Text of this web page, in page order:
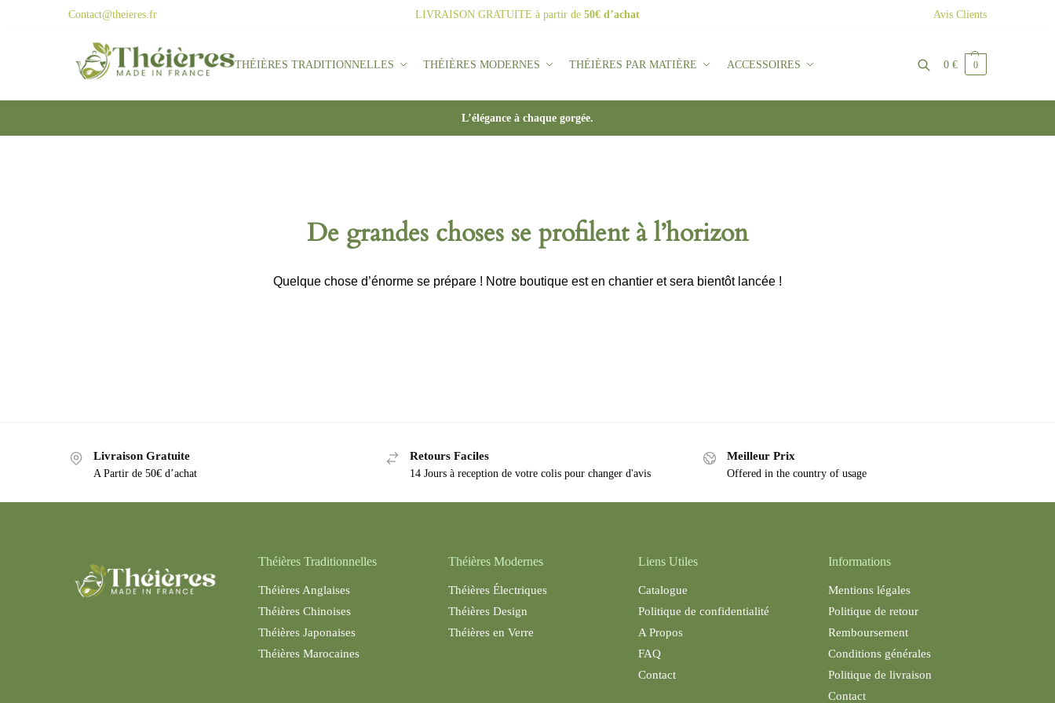
Contact@theieres.fr LIVRAISON GRATUITE à partir de 50€ d’achat Avis Clients
THÉIÈRES TRADITIONNELLES THÉIÈRES MODERNES THÉIÈRES PAR MATIÈRE ACCESSOIRES
Search
0 € 0
L’élégance à chaque gorgée.
De grandes choses se profilent à l’horizon
Quelque chose d’énorme se prépare ! Notre boutique est en chantier et sera bientôt lancée !
Livraison Gratuite
A Partir de 50€ d’achat
Retours Faciles
14 Jours à reception de votre colis pour changer d'avis
Meilleur Prix
Offered in the country of usage
Théières Traditionnelles
Théières Anglaises
Théières Chinoises
Théières Japonaises
Théières Marocaines
Théières Modernes
Théières Électriques
Théières Design
Théières en Verre
Liens Utiles
Catalogue
Politique de confidentialité
A Propos
FAQ
Contact
Informations
Mentions légales
Politique de retour
Remboursement
Conditions générales
Politique de livraison
Contact